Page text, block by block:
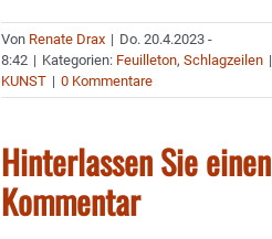
Von Renate Drax | Do. 20.4.2023 -
8:42 | Kategorien: Feuilleton,Schlagzeilen |
KUNST | 0 Kommentare
Hinterlassen Sie einen
Kommentar